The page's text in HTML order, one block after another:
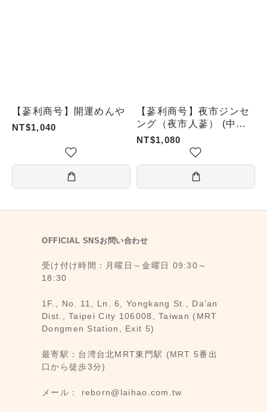
【蔘利商号】開運めんや
NT$1,040
【蔘利商号】夜市ジンセ
ング（夜市人蔘） (中国
語＆日本語版＆英語版)
NT$1,080
OFFICIAL SNSお問い合わせ
受け付け時間：月曜日～金曜日 09:30～
18:30
1F., No. 11, Ln. 6, Yongkang St., Da’an
Dist., Taipei City 106008, Taiwan (MRT
Dongmen Station, Exit 5)
最寄駅：台湾台北MRT東門駅 (MRT 5番出
口から徒歩3分)
メール： reborn@laihao.com.tw